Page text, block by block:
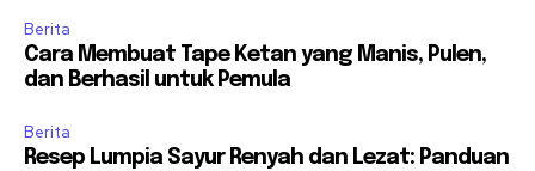
Berita
Cara Membuat Tape Ketan yang Manis, Pulen,
dan Berhasil untuk Pemula
Berita
Resep Lumpia Sayur Renyah dan Lezat: Panduan